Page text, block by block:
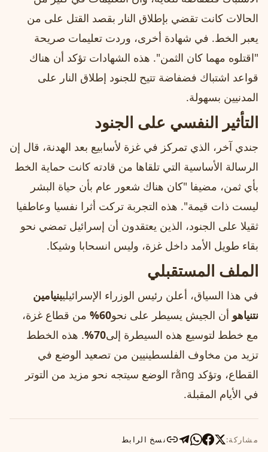
الحالات كانت تقضي بإطلاق النار بقصد القتل على من
يعبر الخط. في شهادة أخرى، وردت تعليمات صريحة
"اقتلوه مهما كان الثمن". هذه الشهادات تؤكد أن هناك
قواعد اشتباك فضفاضة تتيح للجنود إطلاق النار على
المدنيين بسهولة.
التأثير النفسي على الجنود
جندي آخر، الذي تمركز في غزة لأسابيع بعد الهدنة، قال إن
الرسالة الأساسية التي تلقاها من قادته كانت حماية الخط
بأي ثمن، مضيفا "كان هناك شعور عام بأن حياة البشر
ليست ذات قيمة". هذه التجربة تركت أثرا نفسيا وعاطفيا
ثقيلا على الجنود، الذين يعتقدون أن إسرائيل تمضي نحو
بقاء طويل الأمد داخل غزة، وليس انسحابا وشيكا.
الملف المستقبلي
في هذا السياق، أعلن رئيس الوزراء الإسرائيليبنيامين
نتنياهو أن الجيش يسيطر على نحو60%
من قطاع غزة،
مع خطط لتوسيع هذه السيطرة إلى70%
. هذه الخطط
تزيد من مخاوف الفلسطينيين من تصعيد الوضع في
القطاع، وتؤكد rằng الوضع سيتجه نحو مزيد من التوتر
في الأيام المقبلة.
مشاركة: نسخ الرابط